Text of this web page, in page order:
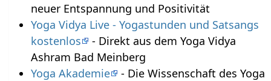
neuer Entspannung und Positivität
Yoga Vidya Live - Yogastunden und Satsangs
kostenlos
- Direkt aus dem Yoga Vidya
Ashram Bad Meinberg
Yoga Akademie
- Die Wissenschaft des Yoga